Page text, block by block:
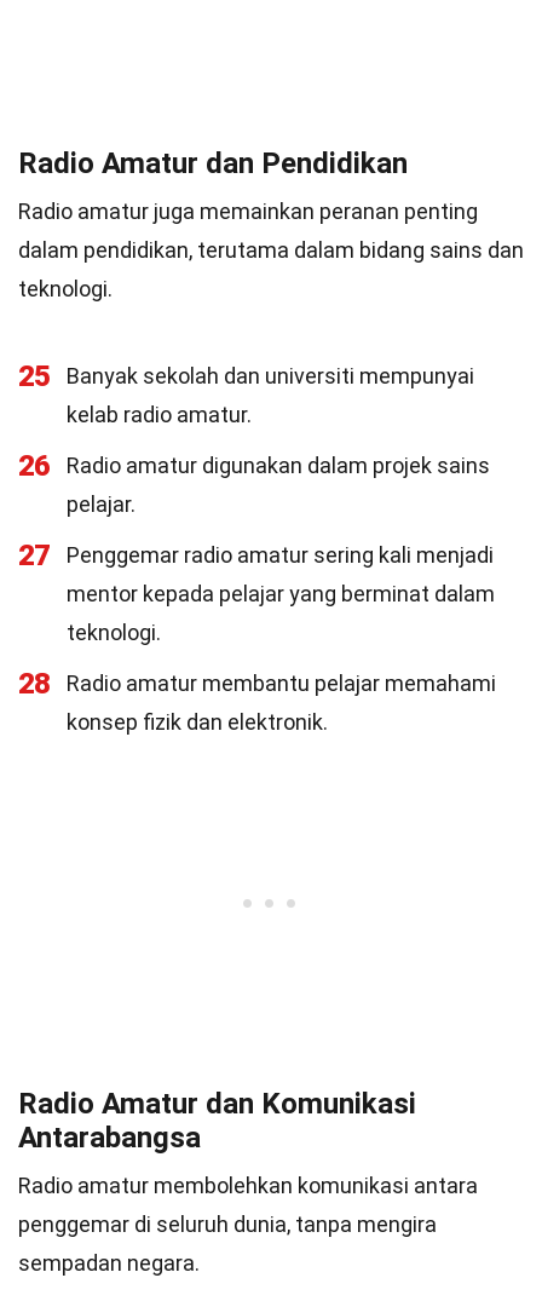
Radio Amatur dan Pendidikan
Radio amatur juga memainkan peranan penting
dalam pendidikan, terutama dalam bidang sains dan
teknologi.
25
Banyak sekolah dan universiti mempunyai
kelab radio amatur.
26
Radio amatur digunakan dalam projek sains
pelajar.
27
Penggemar radio amatur sering kali menjadi
mentor kepada pelajar yang berminat dalam
teknologi.
28
Radio amatur membantu pelajar memahami
konsep fizik dan elektronik.
Radio Amatur dan Komunikasi
Antarabangsa
Radio amatur membolehkan komunikasi antara
penggemar di seluruh dunia, tanpa mengira
sempadan negara.